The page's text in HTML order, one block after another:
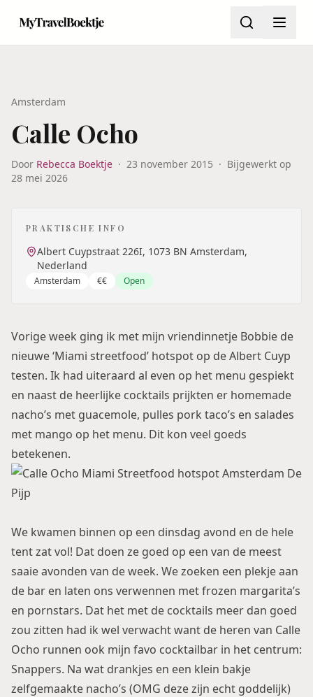
Amsterdam
Calle Ocho
Door Rebecca Boektje · 23 november 2015 · Bijgewerkt op
28 mei 2026
PRAKTISCHE INFO
Albert Cuypstraat 226I, 1073 BN Amsterdam,
Nederland
Amsterdam €€ Open
Vorige week ging ik met mijn vriendinnetje Bobbie de
nieuwe ‘Miami streetfood’ hotspot op de Albert Cuyp
testen. Ik had uiteraard al even op het menu gespiekt
en naast de heerlijke cocktails prijkten er homemade
nacho’s met guacemole, pulles pork taco’s en salades
met mango op het menu. Dit kon veel goeds
betekenen.
We kwamen binnen op een dinsdag avond en de hele
tent zat vol! Dat doen ze goed op een van de meest
saaie avonden van de week. We zoeken een plekje aan
de bar en laten ons verwennen met frozen margarita’s
en pornstars. Dat het met de cocktails meer dan goed
zou zitten had ik wel verwacht want de heren van Calle
Ocho runnen ook mijn favo cocktailbar in het centrum:
Snappers. Na wat drankjes en een klein bakje
zelfgemaakte nacho’s (OMG deze zijn echt goddelijk)